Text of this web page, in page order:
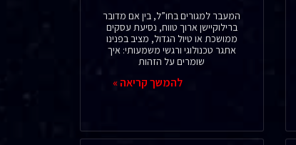
המעבר למגורים בחו”ל, בין אם מדובר
ברילוקיישן ארוך טווח, נסיעת עסקים
ממושכת או טיול הגדול, מציב בפנינו
אתגר טכנולוגי ורגשי משמעותי: איך
שומרים על הזהות
להמשך קריאה »